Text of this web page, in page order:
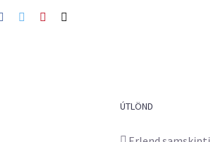
Facebook
TwitterPinterest
ÚTLÖND